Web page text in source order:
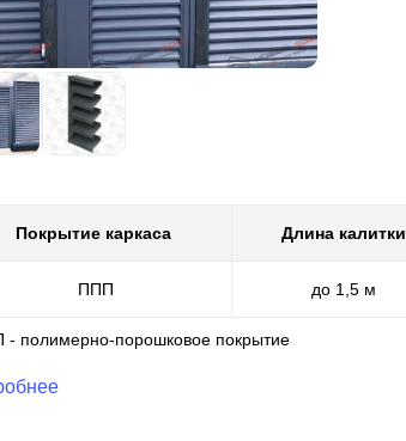
Покрытие каркаса Длина калитки
ППП до 1,5 м
- полимерно-порошковое покрытие